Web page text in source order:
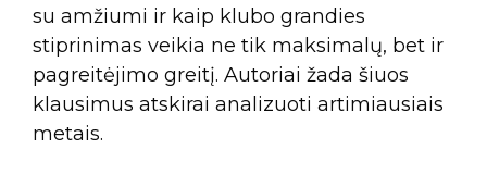
su amžiumi ir kaip klubo grandies
stiprinimas veikia ne tik maksimalų, bet ir
pagreitėjimo greitį. Autoriai žada šiuos
klausimus atskirai analizuoti artimiausiais
metais.